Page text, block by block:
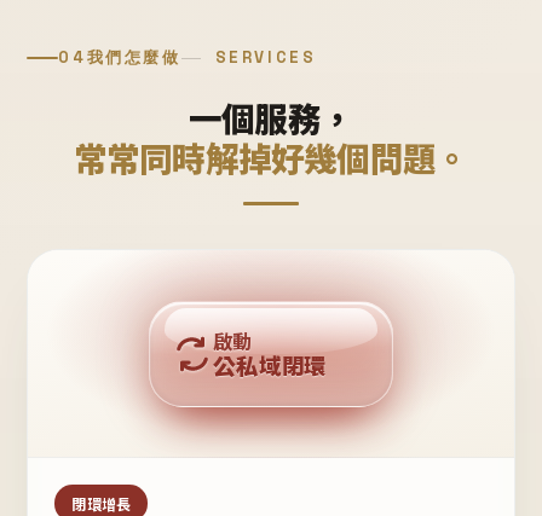
04我們怎麼做 SERVICES
一個服務，
常常同時解掉好幾個問題。
公域流量
私域鐵粉
回購複利
啟動
公私域閉環
閉環增長